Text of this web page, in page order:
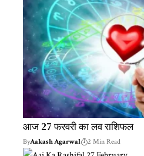
आज 27 फरवरी का लव राशिफल
ByAakash Agarwal 2 Min Read